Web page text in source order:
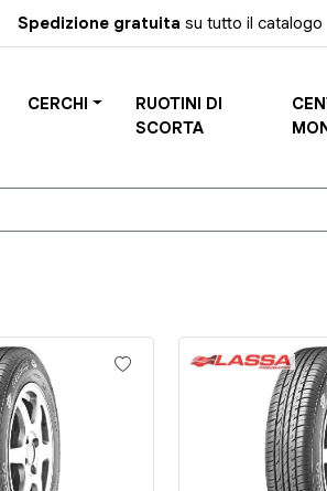
Spedizione gratuita su tutto il catalogo
CERCHI
RUOTINI DI
SCORTA